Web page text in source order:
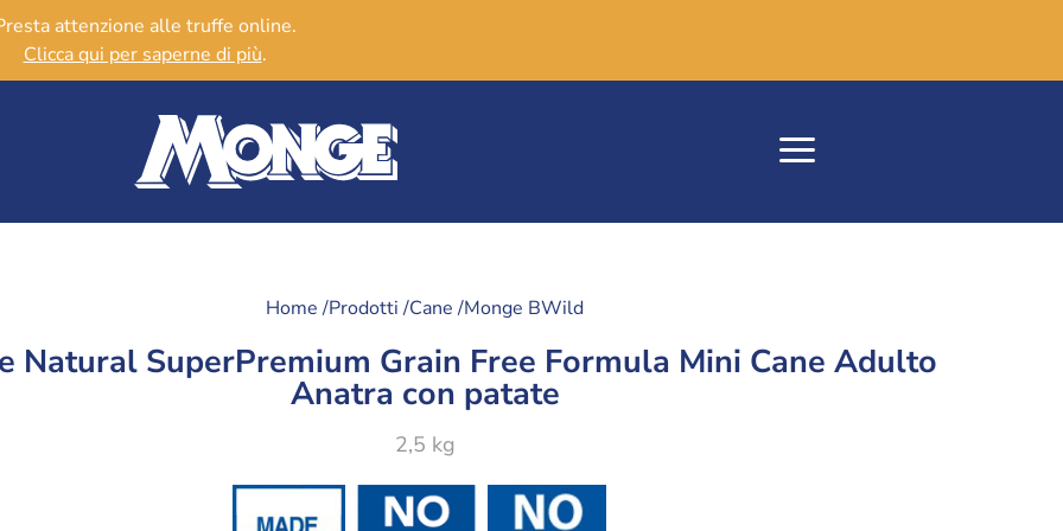
attenzione alle truffe online.
Clicca qui per saperne di più.
Home /Prodotti /Cane /Monge BWild
Natural SuperPremium Grain Free Formula Mini Cane Adulto
Anatra con patate
2,5 kg